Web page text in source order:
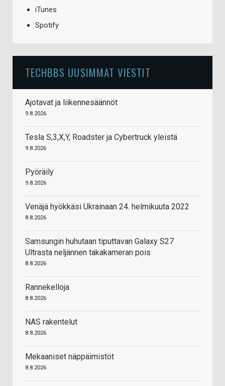
iTunes
Spotify
TECHBBS UUSIMMAT VIESTIT
Ajotavat ja liikennesäännöt
9.8.2026
Tesla S,3,X,Y, Roadster ja Cybertruck yleistä
9.8.2026
Pyöräily
9.8.2026
Venäjä hyökkäsi Ukrainaan 24. helmikuuta 2022
8.8.2026
Samsungin huhutaan tiputtavan Galaxy S27
Ultrasta neljännen takakameran pois
8.8.2026
Rannekelloja
8.8.2026
NAS rakentelut
8.8.2026
Mekaaniset näppäimistöt
8.8.2026